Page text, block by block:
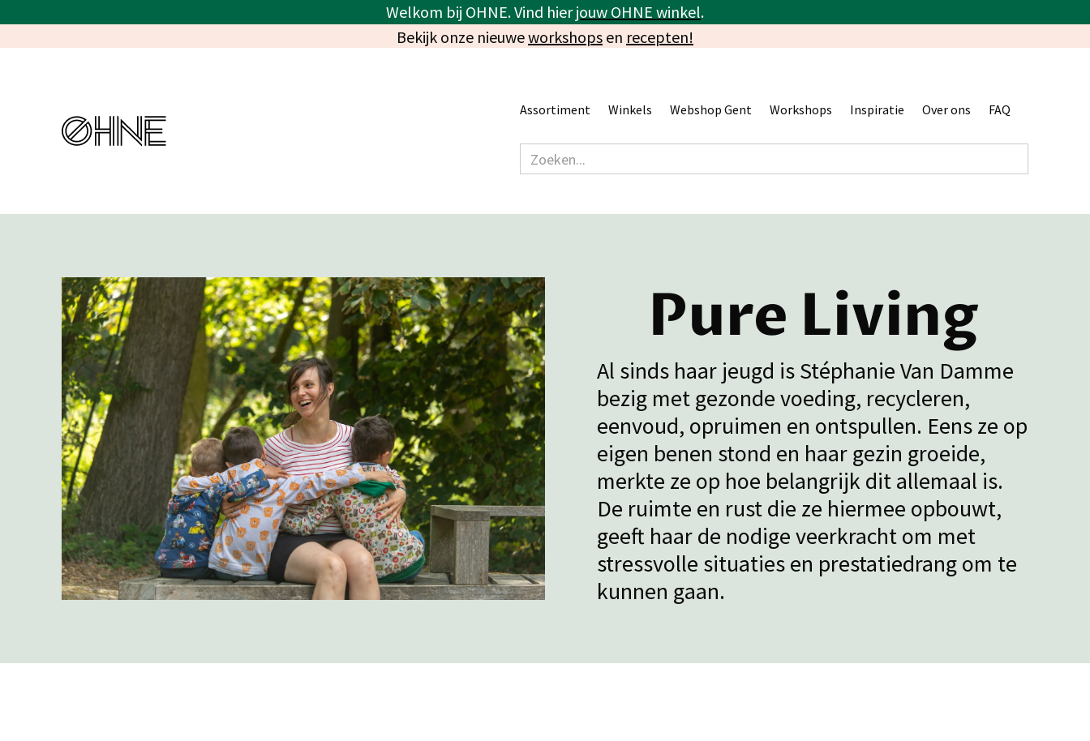
Welkom bij OHNE. Vind hierjouw OHNE winkel.
Bekijk onze nieuweworkshops en recepten!
Assortiment Winkels Webshop Gent Workshops Inspiratie Over ons FAQ
Pure Living
Al sinds haar jeugd is Stéphanie Van Damme
bezig met gezonde voeding, recycleren,
eenvoud, opruimen en ontspullen. Eens ze op
eigen benen stond en haar gezin groeide,
merkte ze op hoe belangrijk dit allemaal is.
De ruimte en rust die ze hiermee opbouwt,
geeft haar de nodige veerkracht om met
stressvolle situaties en prestatiedrang om te
kunnen gaan.